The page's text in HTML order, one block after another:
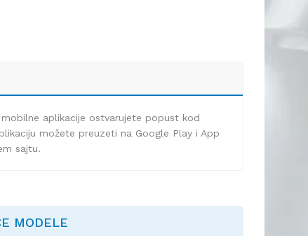
aplikacije ostvarujete popust kod
možete preuzeti na Google Play i App
sajtu.
MODELE